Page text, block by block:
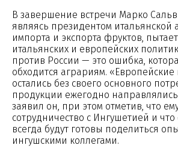
В завершение встречи Марко
являясь президентом итальянской
импорта и экспорта фруктов,
итальянских и европейских
против России — это ошибка,
обходится аграриям.
остались без своего основного
продукции ежегодно
заявил он, при этом отметив, что
сотрудничество с Ингушетией и
всегда будут готовы поделиться
ингушскими коллегами.